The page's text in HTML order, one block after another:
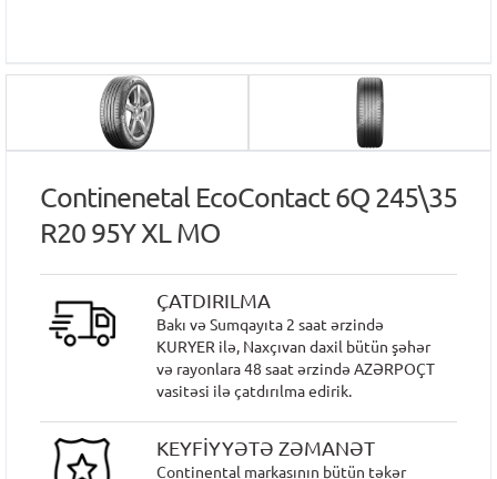
Continenetal EcoContact 6Q 245\35
R20 95Y XL MO
ÇATDIRILMA
Bakı və Sumqayıta 2 saat ərzində
KURYER ilə, Naxçıvan daxil bütün şəhər
və rayonlara 48 saat ərzində AZƏRPOÇT
vasitəsi ilə çatdırılma edirik.
KEYFİYYƏTƏ ZƏMANƏT
Continental markasının bütün təkər